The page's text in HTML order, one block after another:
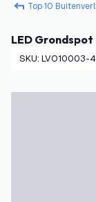
Top 10
LED
SKU: LVO10003-